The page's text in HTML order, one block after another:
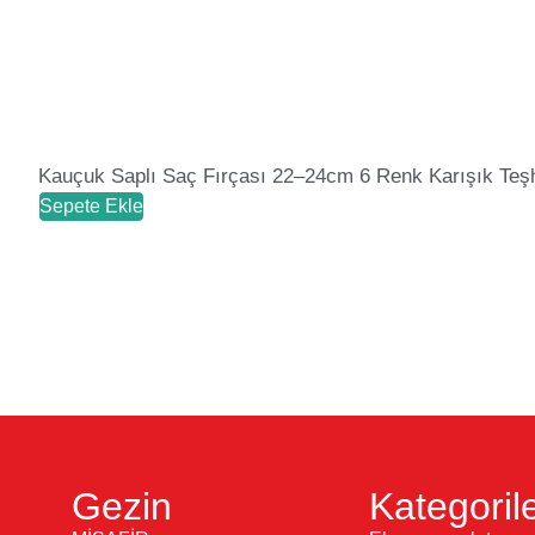
Kauçuk Saplı Saç Fırçası 22–24cm 6 Renk Karışık
Sepete Ekle
Gezin